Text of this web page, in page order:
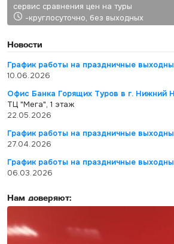
сервис сравнения цен на туры
-круглосуточно, без выходных
Новости
График работы на праздничные
10.06.2026
Офис Банка Горящих Туров в г. Нижний
ТЦ "Мега", 1 этаж
22.05.2026
График работы на праздничные
27.04.2026
График работы на праздничные
06.03.2026
Нам доверяют: